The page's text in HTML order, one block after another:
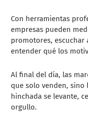
Con herramientas
empresas pueden
promotores, escuchar
entender qué los
Al final del día, las
que solo venden, sino
hinchada se levante,
orgullo.